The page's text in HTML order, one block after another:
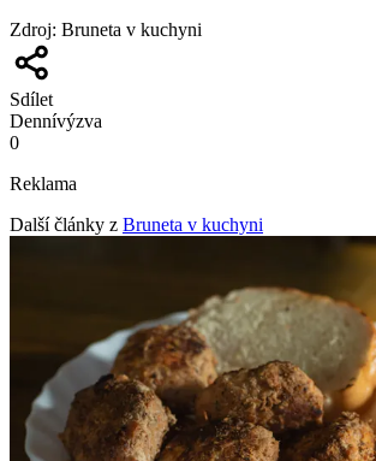
Zdroj: Bruneta v kuchyni
Sdílet
Dennívýzva
0
Reklama
Další články z Bruneta v kuchyni